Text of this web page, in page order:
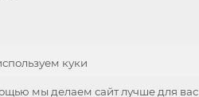
куки
мы делаем сайт лучше для вас